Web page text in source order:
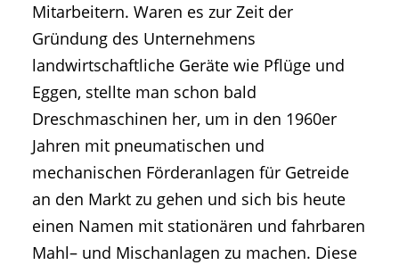
Mitarbeitern. Waren es zur Zeit der
Gründung des Unternehmens
landwirtschaftliche Geräte wie Pflüge und
Eggen, stellte man schon bald
Dreschmaschinen her, um in den 1960er
Jahren mit pneumatischen und
mechanischen Förderanlagen für Getreide
an den Markt zu gehen und sich bis heute
einen Namen mit stationären und fahrbaren
Mahl– und Mischanlagen zu machen. Diese